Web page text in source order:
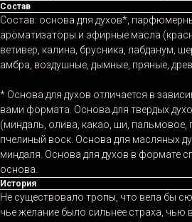
Состав
Состав: основа для духов*,
ароматизаторы и эфирные масла
ветивер, калина, брусника, лабданум,
амбра, воздушные, дымные, пряные,
* Основа для духов отличается в
вами формата. Основа для твердых
(миндаль, олива, какао, ши, пальмовое,
пчелиный воск. Основа для масляных
миндаля. Основа для духов в формате
основа.
История
Не существовало тропы, что вела бы
чье желание было сильнее страха, чью